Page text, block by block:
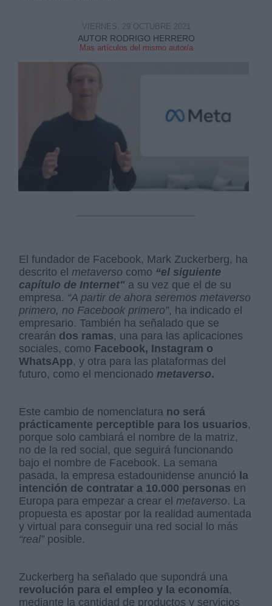
AUTOR RODRIGO HERRERO
Mas artículos del mismo autor/a
VIERNES, 29 OCTUBRE 2021
El fundador de Facebook, Mark Zuckerberg, ha
descrito elmetaverso como “el siguiente
capítulo de Internet" a su vez que el de su
empresa. “A partir de ahora seremos metaverso
primero, no Facebook primero”, ha indicado el
empresario. También ha señalado que se
crearán dos ramas, una para las aplicaciones
sociales, como Facebook, Instagram o
WhatsApp, y otra para las plataformas del
futuro, como el mencionadometaverso.
Este cambio de nomenclatura no será
prácticamente perceptible para los usuarios,
porque solo cambiará el nombre de la matriz,
no de la red social, que seguirá funcionando
bajo el nombre de Facebook. La semana
pasada, la empresa estadounidense anunció la
intención de contratar a 10.000 personas en
Europa para empezar a crear elmetaverso. La
propuesta es apostar por la realidad aumentada
y virtual para conseguir una red social lo más
“real”posible.
Zuckerberg ha señalado que supondrá una
revolución para el empleo y la economía,
mediante la cantidad de productos y servicios